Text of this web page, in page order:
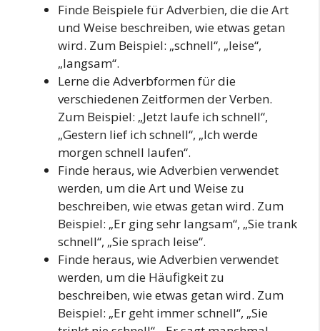
Finde Beispiele für Adverbien, die die Art
und Weise beschreiben, wie etwas getan
wird. Zum Beispiel: „schnell“, „leise“,
„langsam“.
Lerne die Adverbformen für die
verschiedenen Zeitformen der Verben.
Zum Beispiel: „Jetzt laufe ich schnell“,
„Gestern lief ich schnell“, „Ich werde
morgen schnell laufen“.
Finde heraus, wie Adverbien verwendet
werden, um die Art und Weise zu
beschreiben, wie etwas getan wird. Zum
Beispiel: „Er ging sehr langsam“, „Sie trank
schnell“, „Sie sprach leise“.
Finde heraus, wie Adverbien verwendet
werden, um die Häufigkeit zu
beschreiben, wie etwas getan wird. Zum
Beispiel: „Er geht immer schnell“, „Sie